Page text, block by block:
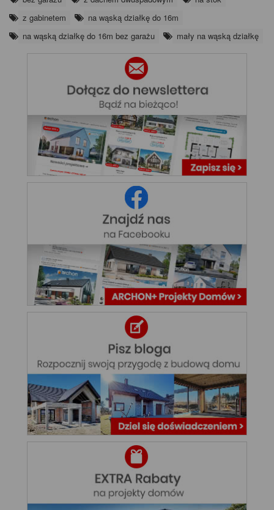
z gabinetem
na wąską działkę do 16m
na wąską działkę do 16m bez garażu
mały na wąską działkę